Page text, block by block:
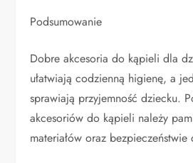
Podsumowanie
Dobre akcesoria do kąpieli dla
ułatwiają codzienną higienę, a
sprawiają przyjemność dziecku.
akcesoriów do kąpieli należy
materiałów oraz